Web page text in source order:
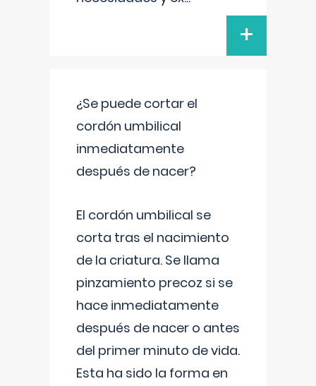
+
¿Se puede cortar el
cordón umbilical
inmediatamente
después de nacer?
El cordón umbilical se
corta tras el nacimiento
de la criatura. Se llama
pinzamiento precoz si se
hace inmediatamente
después de nacer o antes
del primer minuto de vida.
Esta ha sido la forma en